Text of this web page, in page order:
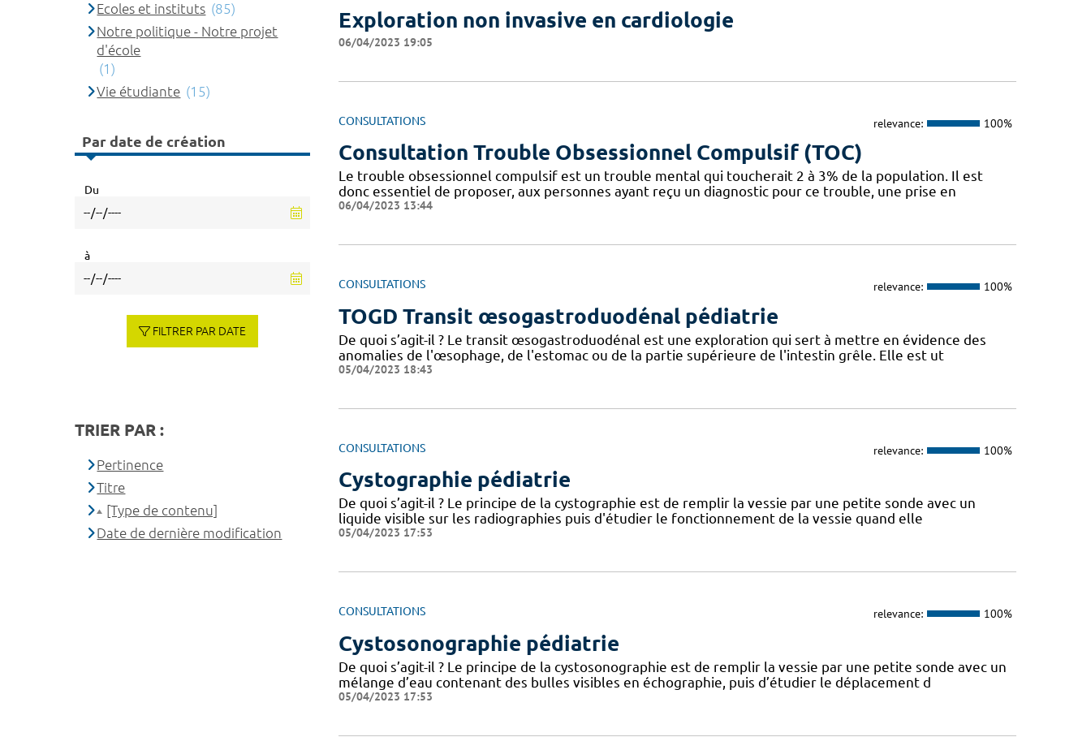
Exploration non invasive en cardiologie
06/04/2023 19:05
CONSULTATIONS relevance: 100%
Consultation Trouble Obsessionnel Compulsif (TOC)
Le trouble obsessionnel compulsif est un trouble mental qui toucherait 2 à 3% de la population. Il est
donc essentiel de proposer, aux personnes ayant reçu un diagnostic pour ce trouble, une prise en
06/04/2023 13:44
CONSULTATIONS relevance: 100%
TOGD Transit œsogastroduodénal pédiatrie
De quoi s’agit-il ? Le transit œsogastroduodénal est une exploration qui sert à mettre en évidence des
anomalies de l'œsophage, de l'estomac ou de la partie supérieure de l'intestin grêle. Elle est ut
05/04/2023 18:43
CONSULTATIONS relevance: 100%
Cystographie pédiatrie
De quoi s’agit-il ? Le principe de la cystographie est de remplir la vessie par une petite sonde avec un
liquide visible sur les radiographies puis d'étudier le fonctionnement de la vessie quand elle
05/04/2023 17:53
CONSULTATIONS relevance: 100%
Cystosonographie pédiatrie
De quoi s’agit-il ? Le principe de la cystosonographie est de remplir la vessie par une petite sonde avec un
mélange d’eau contenant des bulles visibles en échographie, puis d’étudier le déplacement d
05/04/2023 17:53
Ecoles et instituts (85)
Notre politique - Notre projet
d'école
(1)
Vie étudiante (15)
Par date de création
Du
à
FILTRER PAR DATE
TRIER PAR :
Pertinence
Titre
[Type de contenu]
Date de dernière modification